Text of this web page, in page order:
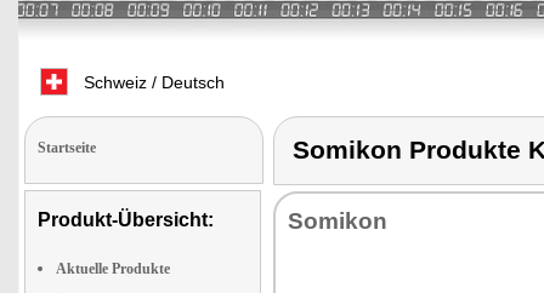
Schweiz / Deutsch
Startseite
Produkt-Übersicht:
Aktuelle Produkte
Somikon Produkte
Somikon